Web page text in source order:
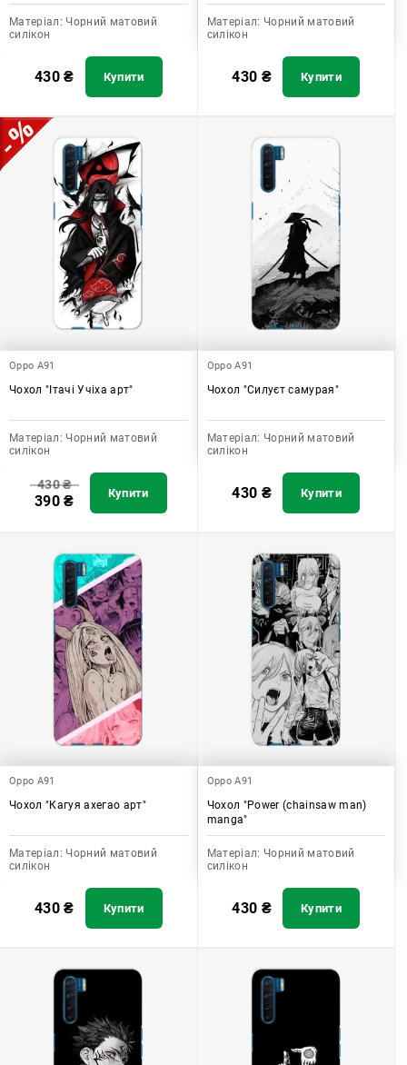
Матеріал: Чорний матовий
силікон
430₴ Купити
Матеріал: Чорний матовий
силікон
430 ₴ Купити
Oppo A91
Чохол "Ітачі Учіха арт"
Матеріал: Чорний матовий
силікон
430₴
390₴ Купити
Oppo A91
Чохол "Силуєт самурая"
Матеріал: Чорний матовий
силікон
430 ₴ Купити
Oppo A91
Чохол "Кагуя ахегао арт"
Матеріал: Чорний матовий
силікон
430₴ Купити
Oppo A91
Чохол "Power (chainsaw man)
manga"
Матеріал: Чорний матовий
силікон
430 ₴ Купити